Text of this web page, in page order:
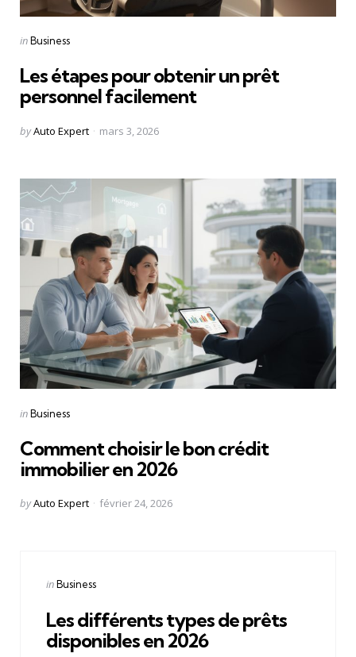
Categories
Posted
inBusiness
Les étapes pour obtenir un prêt
personnel facilement
Posted
byAuto Expert mars 3, 2026
Categories
Posted
inBusiness
Comment choisir le bon crédit
immobilier en 2026
Posted
byAuto Expert février 24, 2026
Categories
Posted
inBusiness
Les différents types de prêts
disponibles en 2026